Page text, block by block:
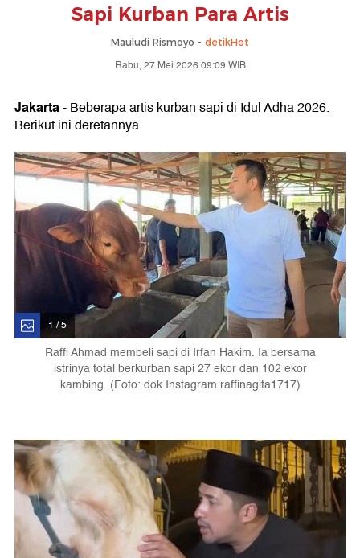
Sapi Kurban Para Artis
Mauludi Rismoyo - detikHot
Rabu, 27 Mei 2026 09:09 WIB
Jakarta- Beberapa artis kurban sapi di Idul Adha 2026.
Berikut ini deretannya.
1 / 5
Raffi Ahmad membeli sapi di Irfan Hakim. Ia bersama
istrinya total berkurban sapi 27 ekor dan 102 ekor
kambing. (Foto: dok Instagram raffinagita1717)